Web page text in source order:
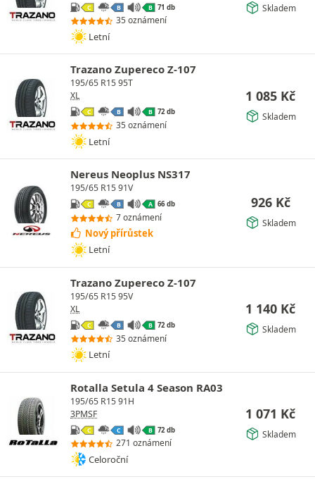
C B B 71 db
35 oznámení
Letní
Skladem
Trazano Zupereco Z-107
195/65 R15 95T
XL
C B B 72 db
35 oznámení
Letní
1 085 Kč
Skladem
Nereus Neoplus NS317
195/65 R15 91V
C B A 66 db
7 oznámení
Nový přírůstek
Letní
926 Kč
Skladem
Trazano Zupereco Z-107
195/65 R15 95V
XL
C B B 72 db
35 oznámení
Letní
1 140 Kč
Skladem
Rotalla Setula 4 Season RA03
195/65 R15 91H
3PMSF
C C B 72 db
271 oznámení
Celoroční
1 071 Kč
Skladem